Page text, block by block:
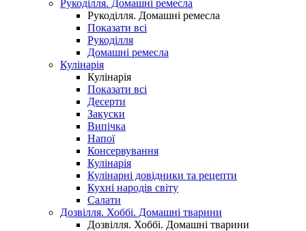
Рукоділля. Домашні ремесла
Рукоділля. Домашні ремесла
Показати всі
Рукоділля
Домашні ремесла
Кулінарія
Кулінарія
Показати всі
Десерти
Закуски
Випічка
Напої
Консервування
Кулінарія
Кулінарні довідники та рецепти
Кухні народів світу
Салати
Дозвілля. Хоббі. Домашні тварини
Дозвілля. Хоббі. Домашні тварини